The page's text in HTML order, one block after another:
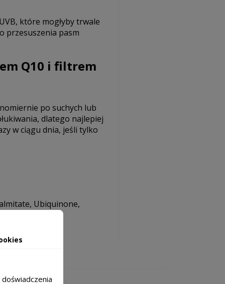
które mogłyby trwale
przesuszenia pasm
Q10 i filtrem
po suchych lub
dlatego najlepiej
w ciągu dnia, jeśli tylko
Ubiquinone,